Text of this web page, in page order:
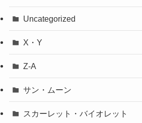
Uncategorized
X・Y
Z-A
サン・ムーン
スカーレット・バイオレット